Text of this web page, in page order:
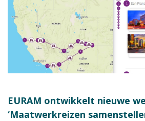
EURAM ontwikkelt nieuwe
‘Maatwerkreizen